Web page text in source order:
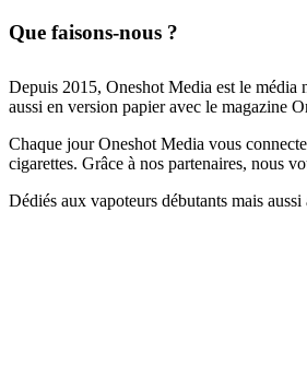
Que faisons-nous ?
Depuis 2015, Oneshot Media est le média
aussi en version papier avec le magazine
Chaque jour Oneshot Media vous
cigarettes. Grâce à nos partenaires, nous
Dédiés aux vapoteurs débutants mais